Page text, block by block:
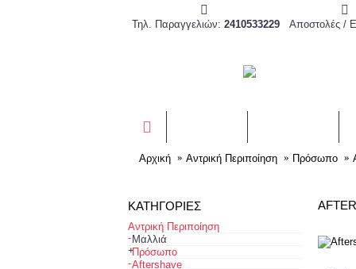
Τηλ. Παραγγελιών: 2410533229 Αποστολές /
Αρχική Αντρική Περιποίηση Πρόσωπο
ΚΑΤΗΓΟΡΊΕΣ
Αντρική Περιποίηση
- Μαλλιά
+Πρόσωπο
-Aftershave